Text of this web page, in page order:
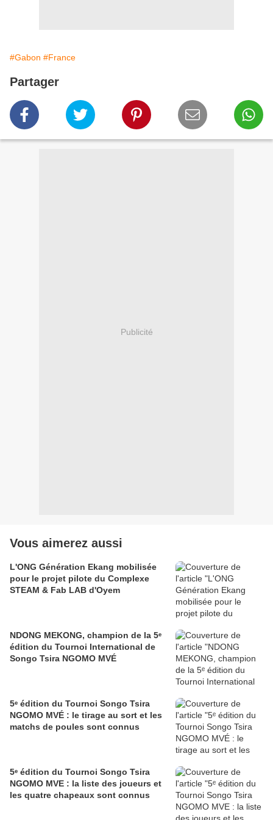
#Gabon #France
Partager
Publicité
Vous aimerez aussi
L'ONG Génération Ekang mobilisée
pour le projet pilote du Complexe
STEAM & Fab LAB d'Oyem
NDONG MEKONG, champion de la 5ᵉ
édition du Tournoi International de
Songo Tsira NGOMO MVÉ
5ᵉ édition du Tournoi Songo Tsira
NGOMO MVÉ : le tirage au sort et les
matchs de poules sont connus
5ᵉ édition du Tournoi Songo Tsira
NGOMO MVE : la liste des joueurs et
les quatre chapeaux sont connus